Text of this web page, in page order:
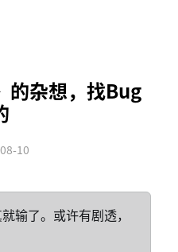
的杂想，找Bug
10
输了。或许有剧透，